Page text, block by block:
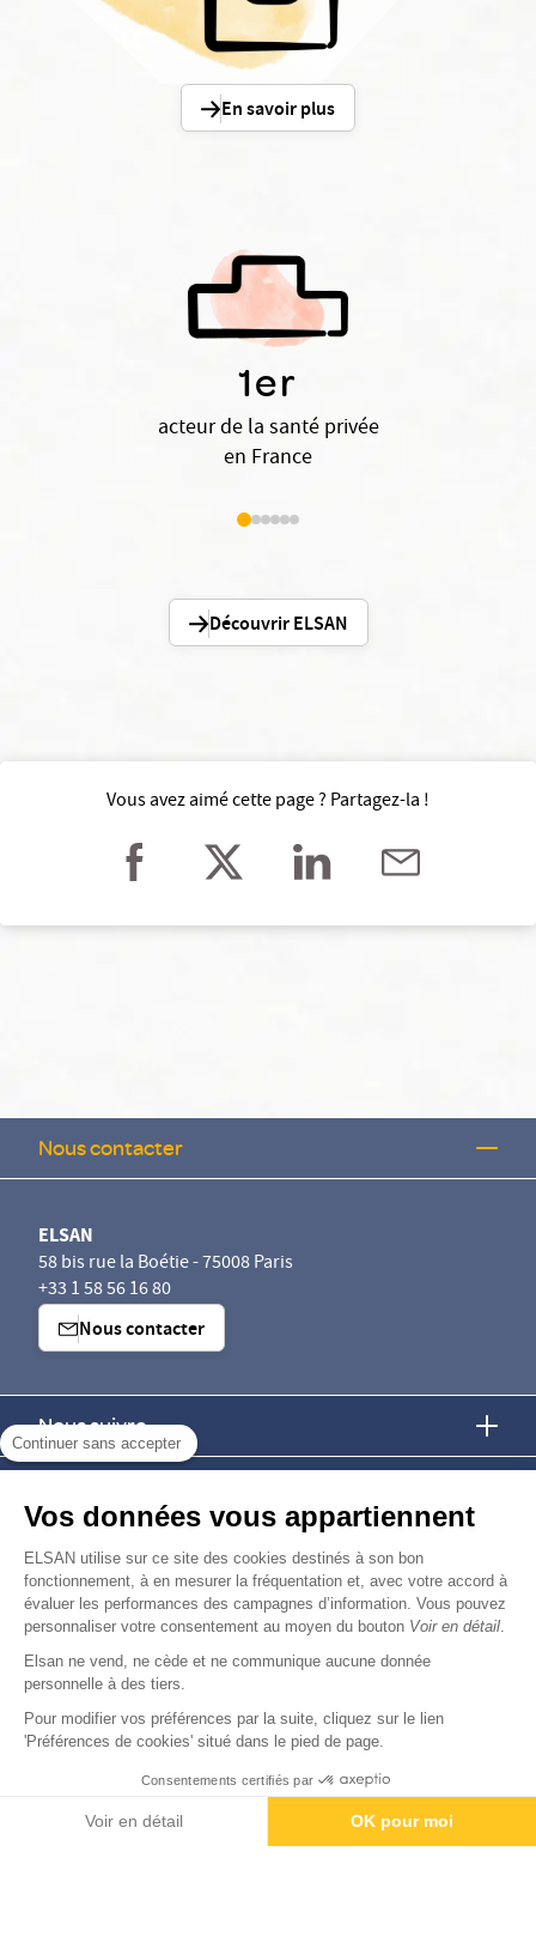
Continuer sans accepter
Vos données vous appartiennent
ELSAN utilise sur ce site des cookies destinés à son bon
fonctionnement, à en mesurer la fréquentation et, avec votre accord à
évaluer les performances des campagnes d’information. Vous pouvez
personnaliser votre consentement au moyen du bouton Voir en détail
Elsan ne vend, ne cède et ne communique aucune donnée
personnelle à des tiers.
Pour modifier vos préférences par la suite, cliquez sur le lien
'Préférences de cookies' situé dans le pied de page.
Consentements certifiés par
Voir en détail OK pour moi
En savoir plus
1er
acteur de la santé privée
en France
Découvrir ELSAN
Vous avez aimé cette page ? Partagez-la !
Nous contacter
ELSAN
58 bis rue la Boétie - 75008 Paris
+33 1 58 56 16 80
Nous contacter
Nous suivre
Nous rejoindre
Devenir fournisseur
© Copyright 2026 Elsan
Mentions Légales-Données personnelles
Agence digitale : VOID